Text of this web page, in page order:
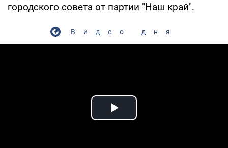
городского совета от партии "Наш край".
Видео дня
Play Video